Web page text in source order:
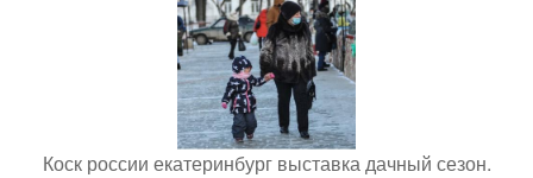
Коск россии екатеринбург выставка дачный сезон.